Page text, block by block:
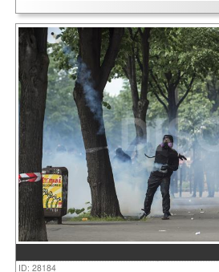
ID: 28184